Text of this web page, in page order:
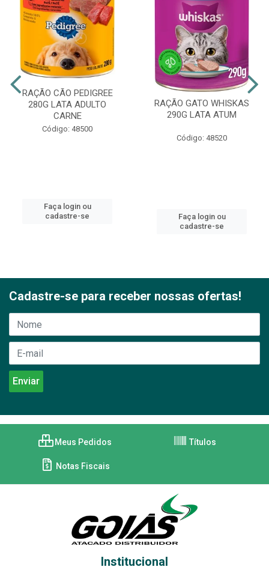
RAÇÃO CÃO PEDIGREE
280G LATA ADULTO
CARNE
Código: 48500
Faça login ou
cadastre-se
RAÇÃO GATO WHISKAS
290G LATA ATUM
Código: 48520
Faça login ou
cadastre-se
Cadastre-se para receber nossas ofertas!
Meus Pedidos Títulos
Notas Fiscais
Institucional